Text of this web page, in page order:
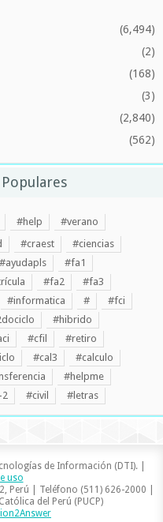
(6,494)
(2)
(168)
(3)
(2,840)
(562)
#help
#verano
#craest
#ciencias
#ayudapls
#fa1
#fa2
#fa3
#informatica #
#fci
#hibrido
#cfil
#retiro
#cal3
#calculo
#helpme
2 #civil #letras
de Información (DTI). |
uso
Perú | Teléfono (511) 626-2000 |
del Perú (PUCP)